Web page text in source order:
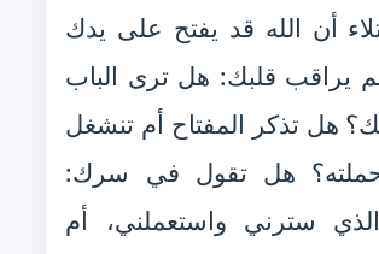
أن الله قد يفتح على يدك
ثم يراقب قلبك: هل ترى الباب
هل تذكر المفتاح أم تنشغل
حملته؟ هل تقول في سرك:
سترني واستعملني، أم